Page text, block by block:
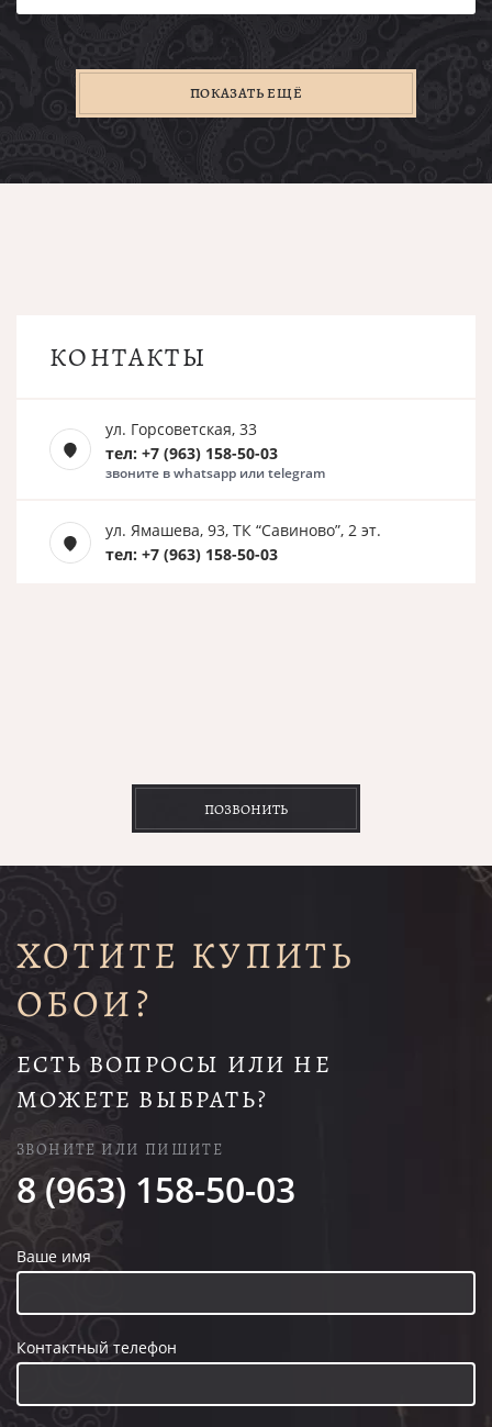
ПОКАЗАТЬ ЕЩЁ
КОНТАКТЫ
ул. Горсоветская, 33
тел: +7 (963) 158-50-03
звоните в whatsapp или telegram
ул. Ямашева, 93, ТК “Савиново”, 2 эт.
тел: +7 (963) 158-50-03
ПОЗВОНИТЬ
ХОТИТЕ КУПИТЬ
ОБОИ?
ЕСТЬ ВОПРОСЫ ИЛИ НЕ
МОЖЕТЕ ВЫБРАТЬ?
ЗВОНИТЕ ИЛИ ПИШИТЕ
8 (963) 158-50-03
Ваше имя
Контактный телефон